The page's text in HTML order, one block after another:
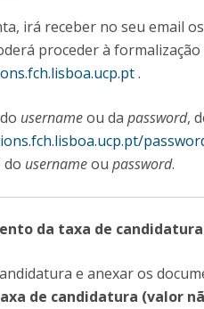
irá receber no seu email
proceder à
.
usernameou dapassword,
do usernameoupassword.
da taxa de candidatura
e anexar os
de candidatura (valor